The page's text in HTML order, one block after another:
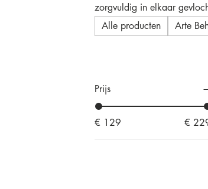
zorgvuldig in elkaar
veelvoorkomende
Alle producten Arte
Prijs
€ 129 €